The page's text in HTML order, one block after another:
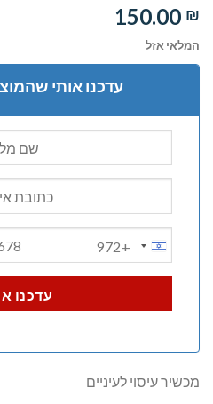
150.00 ₪
המלאי אזל
עדכנו אותי
ISRAEL
+972
+972
עדכנו
מכשיר עיסוי לעיניים